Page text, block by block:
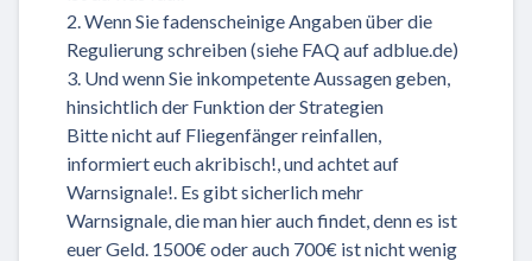
2. Wenn Sie fadenscheinige Angaben über die
Regulierung schreiben (siehe FAQ auf adblue.de)
3. Und wenn Sie inkompetente Aussagen geben,
hinsichtlich der Funktion der Strategien
Bitte nicht auf Fliegenfänger reinfallen,
informiert euch akribisch!, und achtet auf
Warnsignale!. Es gibt sicherlich mehr
Warnsignale, die man hier auch findet, denn es ist
euer Geld. 1500€ oder auch 700€ ist nicht wenig